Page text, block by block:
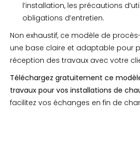
l’installation, les précautions
obligations d’entretien.
Non exhaustif, ce modèle de
une base claire et adaptable pour
réception des travaux avec votre
Téléchargez gratuitement ce
travaux pour vos installations de
facilitez vos échanges en fin de